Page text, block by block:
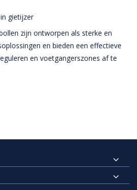
gietijzer
zijn ontworpen als sterke en
en bieden een effectieve
en voetgangerszones af te